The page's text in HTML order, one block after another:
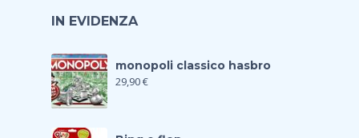
IN EVIDENZA
monopoli classico hasbro
29,90€